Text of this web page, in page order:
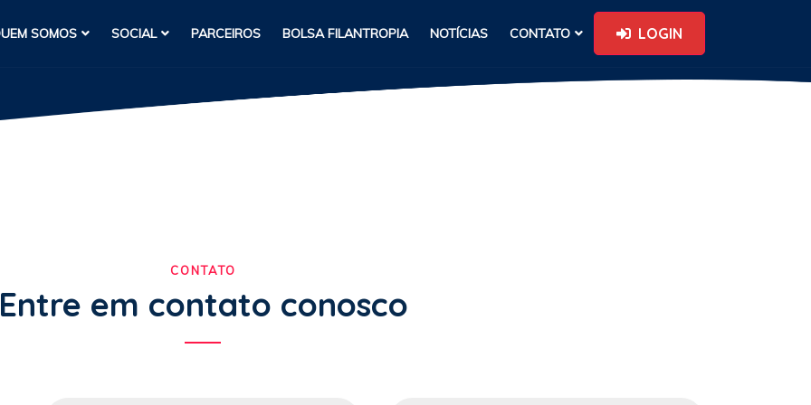
SOMOS SOCIAL PARCEIROS BOLSA FILANTROPIA NOTÍCIAS CONTATO LOGIN
CONTATO
em contato conosco